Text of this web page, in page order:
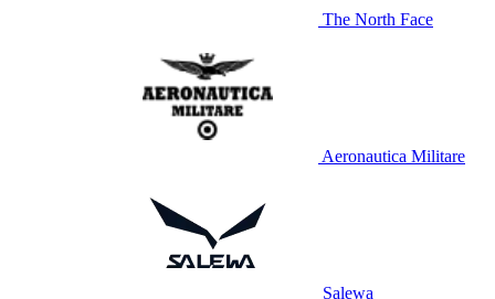
The North Face
Aeronautica Militare
Salewa